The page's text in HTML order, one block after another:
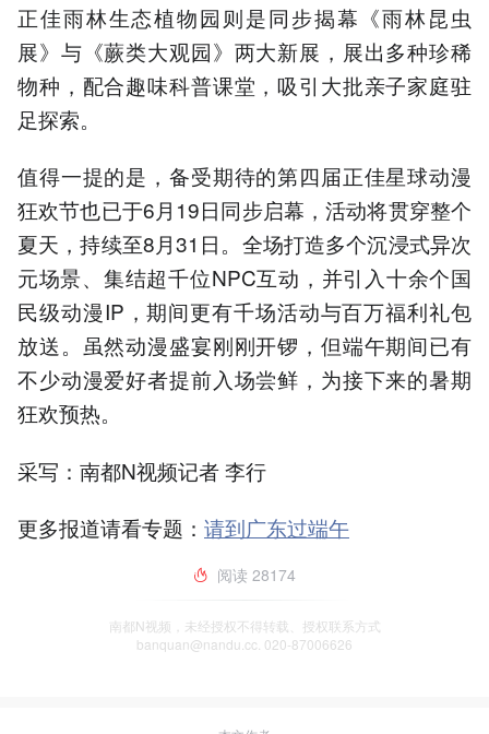
正佳雨林生态植物园则是同步揭幕《雨林昆虫
展》与《蕨类大观园》两大新展，展出多种珍稀
物种，配合趣味科普课堂，吸引大批亲子家庭驻
足探索。
值得一提的是，备受期待的第四届正佳星球动漫
狂欢节也已于6月19日同步启幕，活动将贯穿整个
夏天，持续至8月31日。全场打造多个沉浸式异次
元场景、集结超千位NPC互动，并引入十余个国
民级动漫IP，期间更有千场活动与百万福利礼包
放送。虽然动漫盛宴刚刚开锣，但端午期间已有
不少动漫爱好者提前入场尝鲜，为接下来的暑期
狂欢预热。
采写：南都N视频记者 李行
更多报道请看专题： 请到广东过端午
阅读 28174
南都N视频，未经授权不得转载、授权联系方式
banquan@nandu.cc. 020-87006626